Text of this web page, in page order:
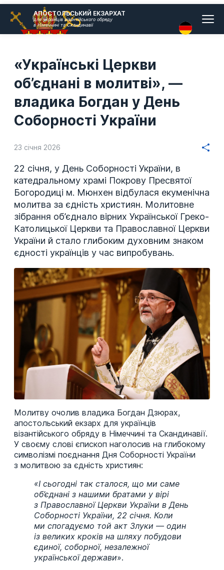
АПОСТОЛЬСЬКИЙ ЕКЗАРХАТ
для українців візантійського обряду
в Німеччині та Скандинавії
меню
«Українські Церкви
об’єднані в молитві», —
владика Богдан у День
Соборності України
23 січня 2026
22 січня, у День Соборності України, в
катедральному храмі Покрову Пресвятої
Богородиці м. Мюнхен відбулася екуменічна
молитва за єдність християн. Молитовне
зібрання об’єднало вірних Української Греко-
Католицької Церкви та Православної Церкви
України й стало глибоким духовним знаком
єдності українців у час випробувань.
Молитву очолив владика Богдан Дзюрах,
апостольський екзарх для українців
візантійського обряду в Німеччині та Скандинавії.
У своєму слові єпископ наголосив на глибокому
символізмі поєднання Дня Соборності України
з молитвою за єдність християн:
«І сьогодні так сталося, що ми саме
об’єднані з нашими братами у вірі
з Православної Церкви України в День
Соборності України, 22 січня. Коли
ми спогадуємо той акт Злуки — один
із великих кроків на шляху побудови
єдиної, соборної, незалежної
української держави».